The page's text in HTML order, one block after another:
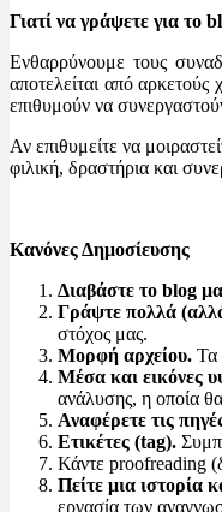
Γιατί να γράψετε για το
Ενθαρρύνουμε τους
αποτελείται από αρκετούς
επιθυμούν να
Αν επιθυμείτε να
φιλική, δραστήρια και
Κανόνες Δημοσίευσης
Διαβάστε το blog
Γράψτε πολλά
στόχος μας.
Μορφή αρχείου. Τα
Μέσα και εικόνες
ανάλυσης, η οποία
Αναφέρετε τις
Ετικέτες (tag).
Κάντε proofreading
Πείτε μια ιστορία
εργασία των